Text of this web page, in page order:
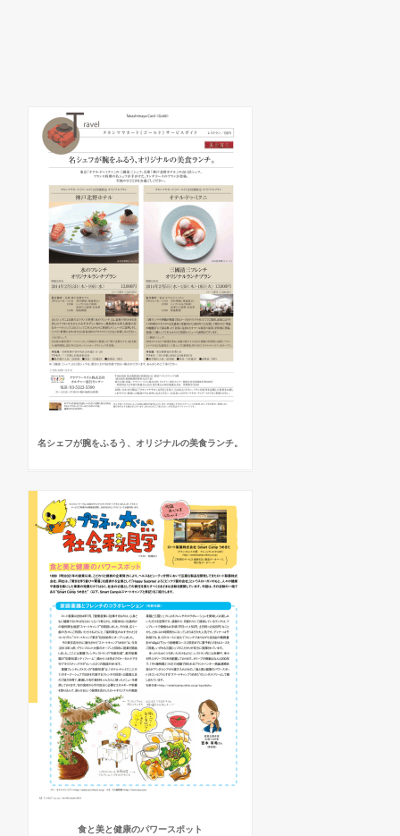
名シェフが腕をふるう、オリジナルの美食ランチ。
食と美と健康のパワースポット